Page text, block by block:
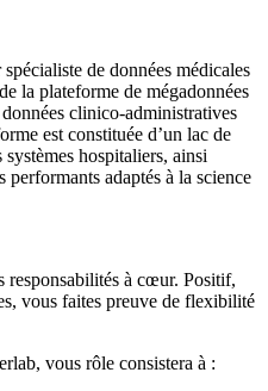
de données médicales
la plateforme de mégadonnées
clinico-administratives
est constituée d’un lac de
hospitaliers, ainsi
performants adaptés à la science
responsabilités à cœur. Positif,
vous faites preuve de flexibilité
vous rôle consistera à :